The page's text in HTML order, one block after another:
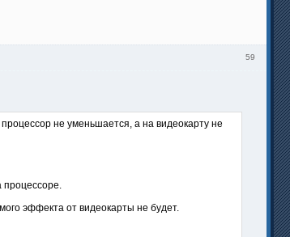
59
не уменьшается, а на видеокарту не
процессоре.
эффекта от видеокарты не будет.